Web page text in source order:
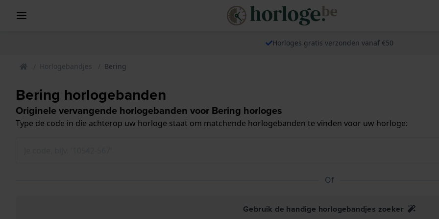
Horloges gratis verzonden vanaf €50
Horlogebandjes Bering
Bering horlogebanden
Originele vervangende horlogebanden voor Bering horloges
Type de code in die achterop uw horloge staat om matchende horlogebanden te vinden voor uw horloge:
Of
Gebruik de handige horlogebandjes zoeker